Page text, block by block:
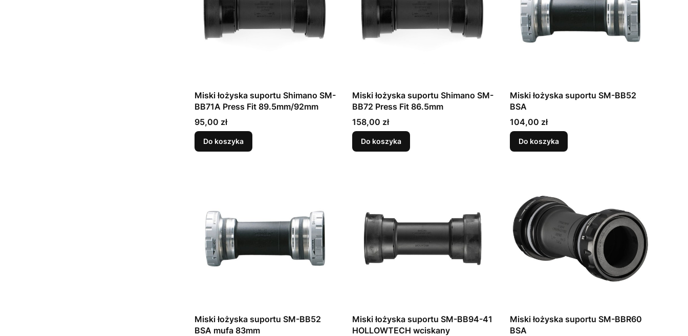
Miski łożyska suportu Shimano SM-
BB71A Press Fit 89.5mm/92mm
Cena
95,00 zł
Do koszyka
Miski łożyska suportu Shimano SM-
BB72 Press Fit 86.5mm
Cena
158,00 zł
Do koszyka
Miski łożyska suportu SM-BB52
BSA
Cena
104,00 zł
Do koszyka
Miski łożyska suportu SM-BB52
BSA mufa 83mm
Miski łożyska suportu SM-BB94-41
HOLLOWTECH wciskany
Miski łożyska suportu SM-BBR60
BSA